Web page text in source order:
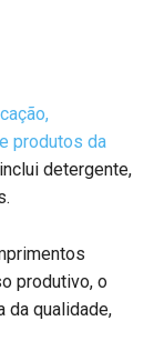
produtos da
detergente,
produtivo, o
da qualidade,